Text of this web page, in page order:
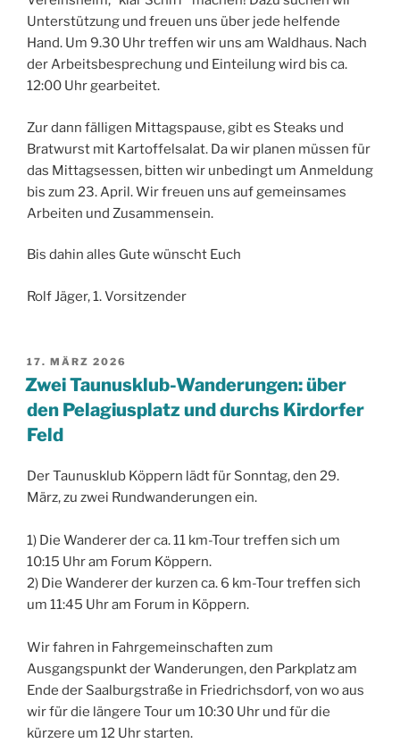
Unterstützung und freuen uns über jede helfende
Hand. Um 9.30 Uhr treffen wir uns am Waldhaus. Nach
der Arbeitsbesprechung und Einteilung wird bis ca.
12:00 Uhr gearbeitet.
Zur dann fälligen Mittagspause, gibt es Steaks und
Bratwurst mit Kartoffelsalat. Da wir planen müssen für
das Mittagsessen, bitten wir unbedingt um Anmeldung
bis zum 23. April. Wir freuen uns auf gemeinsames
Arbeiten und Zusammensein.
Bis dahin alles Gute wünscht Euch
Rolf Jäger, 1. Vorsitzender
VERÖFFENTLICHT
AM
17. MÄRZ 2026
Zwei Taunusklub-Wanderungen: über
den Pelagiusplatz und durchs Kirdorfer
Feld
Der Taunusklub Köppern lädt für Sonntag, den 29.
März, zu zwei Rundwanderungen ein.
1) Die Wanderer der ca. 11 km-Tour treffen sich um
10:15 Uhr am Forum Köppern.
2) Die Wanderer der kurzen ca. 6 km-Tour treffen sich
um 11:45 Uhr am Forum in Köppern.
Wir fahren in Fahrgemeinschaften zum
Ausgangspunkt der Wanderungen, den Parkplatz am
Ende der Saalburgstraße in Friedrichsdorf, von wo aus
wir für die längere Tour um 10:30 Uhr und für die
kürzere um 12 Uhr starten.